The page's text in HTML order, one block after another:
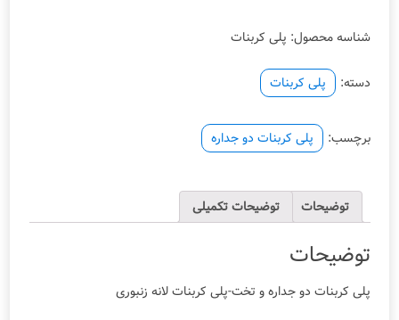
زنبوری
سه
شناسه محصول: پلی کربنات
دسته: پلی کربنات
برچسب: پلی کربنات دو جداره
توضیحات توضیحات تکمیلی
توضیحات
پلی کربنات دو جداره و تخت-پلی کربنات لانه زنبوری